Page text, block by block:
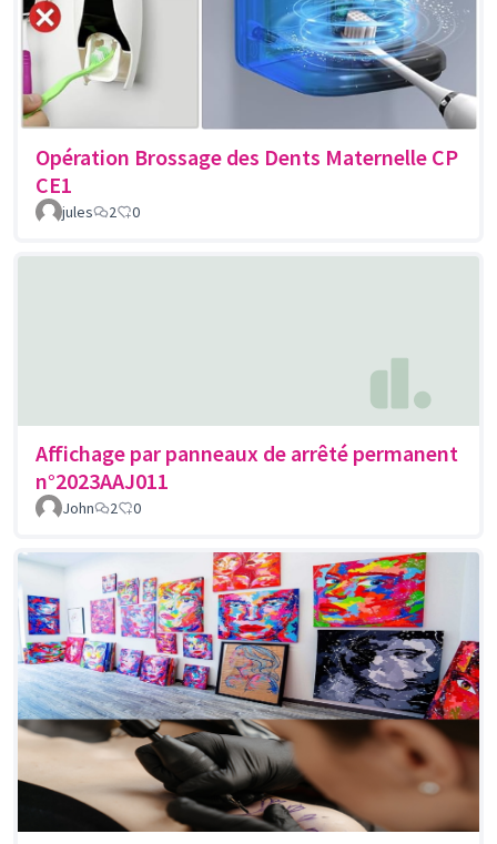
Opération Brossage des Dents Maternelle CP
CE1
jules 2 0
Affichage par panneaux de arrêté permanent
n°2023AAJ011
John 2 0